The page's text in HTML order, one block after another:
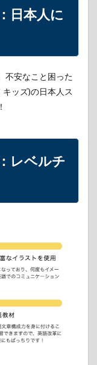
日本人に
不安なこと困った
ッズ)の日本人ス
レベルチ